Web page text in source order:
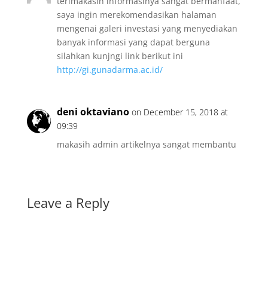
saya ingin merekomendasikan halaman
mengenai galeri investasi yang menyediakan
banyak informasi yang dapat berguna
silahkan kunjngi link berikut ini
http://gi.gunadarma.ac.id/
deni oktaviano on December 15, 2018 at
09:39
makasih admin artikelnya sangat membantu
Leave a Reply